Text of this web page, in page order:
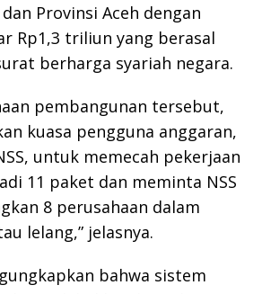
Provinsi Aceh dengan
Rp1,3 triliun yang berasal
berharga syariah negara.
pembangunan tersebut,
kuasa pengguna anggaran,
untuk memecah pekerjaan
11 paket dan meminta NSS
8 perusahaan dalam
lelang,” jelasnya.
bahwa sistem